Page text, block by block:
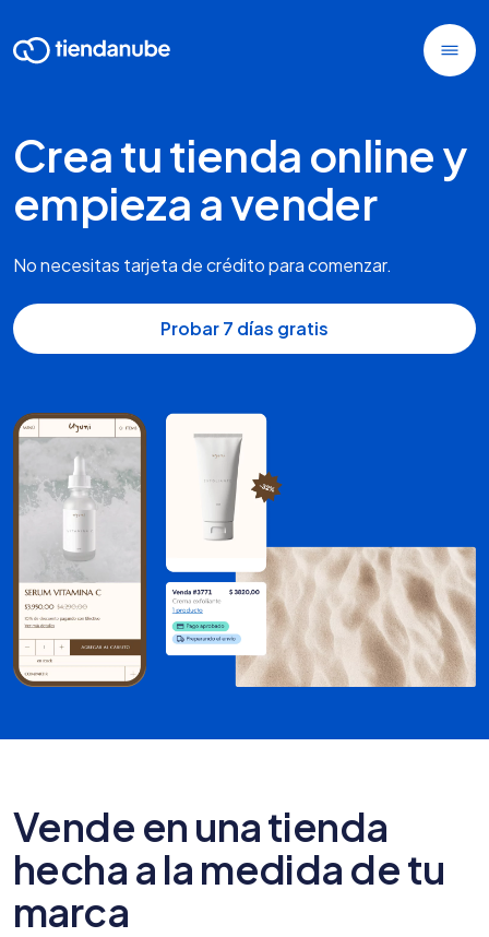
Crea tu tienda online y
empieza a vender
No necesitas tarjeta de crédito para comenzar.
Probar 7 días gratis
Vende en una tienda
hecha a la medida de tu
marca